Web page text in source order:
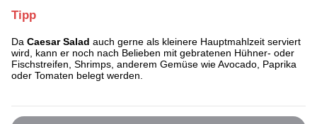
Tipp
Da Caesar Salad auch gerne als kleinere Hauptmahlzeit serviert
wird, kann er noch nach Belieben mit gebratenen Hühner- oder
Fischstreifen, Shrimps, anderem Gemüse wie Avocado, Paprika
oder Tomaten belegt werden.